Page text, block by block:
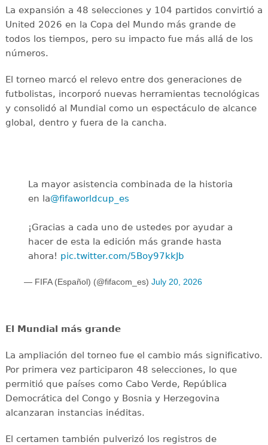
La expansión a 48 selecciones y 104 partidos convirtió a
United 2026 en la Copa del Mundo más grande de
todos los tiempos, pero su impacto fue más allá de los
números.
El torneo marcó el relevo entre dos generaciones de
futbolistas, incorporó nuevas herramientas tecnológicas
y consolidó al Mundial como un espectáculo de alcance
global, dentro y fuera de la cancha.
La mayor asistencia combinada de la historia
en la@fifaworldcup_es
¡Gracias a cada uno de ustedes por ayudar a
hacer de esta la edición más grande hasta
ahora! pic.twitter.com/5Boy97kkJb
— FIFA (Español) (@fifacom_es) July 20, 2026
El Mundial más grande
La ampliación del torneo fue el cambio más significativo.
Por primera vez participaron 48 selecciones, lo que
permitió que países como Cabo Verde, República
Democrática del Congo y Bosnia y Herzegovina
alcanzaran instancias inéditas.
El certamen también pulverizó los registros de